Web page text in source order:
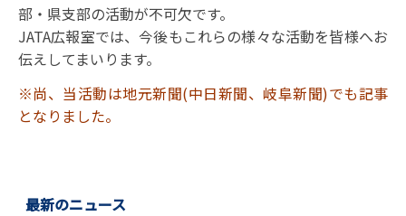
部・県支部の活動が不可欠です。
JATA広報室では、今後もこれらの様々な活動を皆様へお
伝えしてまいります。
※尚、当活動は地元新聞(中日新聞、岐阜新聞)でも記事
となりました。
最新のニュース